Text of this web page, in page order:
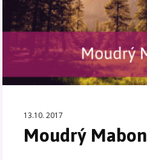
13.10. 2017
Moudrý Mabon